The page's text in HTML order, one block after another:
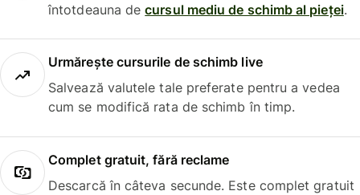
întotdeauna decursul mediu de schimb al pieței.
Urmărește cursurile de schimb live
Salvează valutele tale preferate pentru a vedea
cum se modifică rata de schimb în timp.
Complet gratuit, fără reclame
Descarcă în câteva secunde. Este complet gratuit